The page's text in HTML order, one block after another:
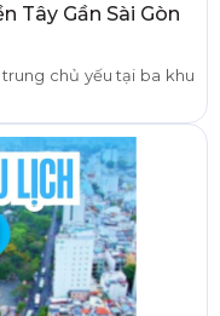
Tây Gần Sài Gòn
chủ yếu tại ba khu